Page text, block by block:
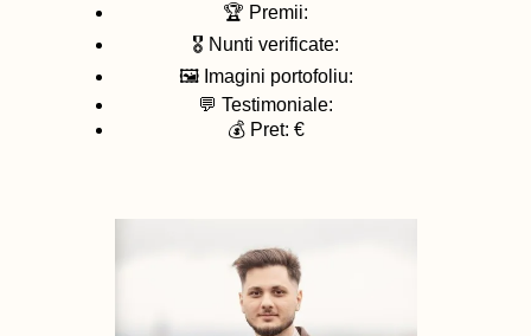
🏆 Premii:
🎖️ Nunti verificate:
🖼️ Imagini portofoliu:
💬 Testimoniale:
💰 Pret: €